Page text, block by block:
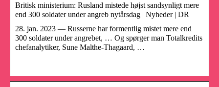
Britisk ministerium: Rusland mistede højst sandsynligt mere
end 300 soldater under angreb nytårsdag | Nyheder | DR
28. jan. 2023 — Russerne har formentlig mistet mere end
300 soldater under angrebet, … Og spørger man Totalkredits
chefanalytiker, Sune Malthe-Thagaard, …